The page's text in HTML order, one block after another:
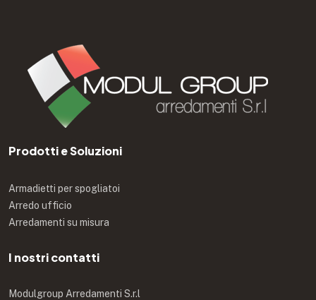
Prodotti e Soluzioni
Armadietti per spogliatoi
Arredo ufficio
Arredamenti su misura
I nostri contatti
Modulgroup Arredamenti S.r.l